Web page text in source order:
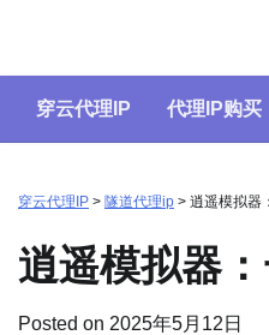
content
穿云代理IP 代理IP购买
穿云代理IP > 隧道代理ip > 逍遥模拟器
逍遥模拟器
Posted on 2025年5月12日